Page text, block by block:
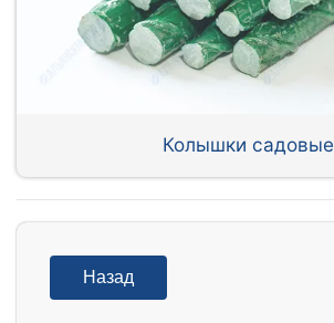
Колышки садовые
Назад